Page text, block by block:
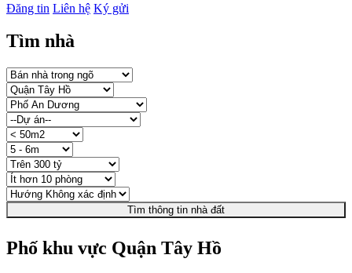
Đăng tin Liên hệ Ký gửi
Tìm nhà
Tìm thông tin nhà đất
Phố khu vực Quận Tây Hồ